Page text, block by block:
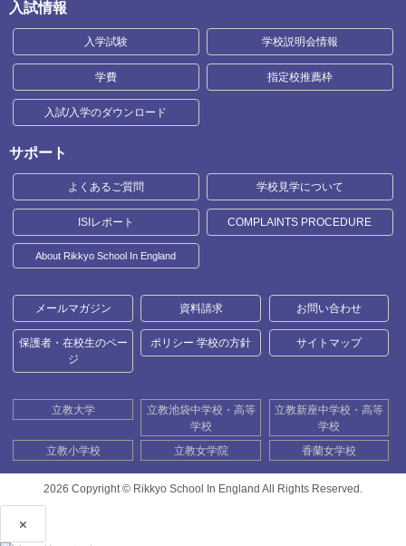
入試情報
入学試験 学校説明会情報
学費 指定校推薦枠
入試/入学のダウンロード
サポート
よくあるご質問 学校見学について
ISIレポート COMPLAINTS PROCEDURE
About Rikkyo School In England
メールマガジン 資料請求 お問い合わせ
保護者・在校生のペー
ジ
ポリシー 学校の方針 サイトマップ
立教大学
立教池袋中学校・高等
学校
立教新座中学校・高等
学校
立教小学校
立教女学院 香蘭女学校
2026 Copyright © Rikkyo School In England All Rights Reserved.
×